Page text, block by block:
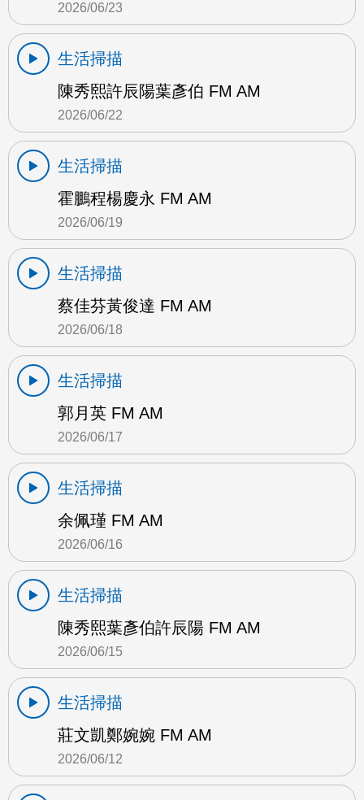
2026/06/23
生活掃描
陳秀熙許辰陽葉彥伯 FM AM
2026/06/22
生活掃描
霍鵬程楊慶永 FM AM
2026/06/19
生活掃描
蔡佳芬黃俊達 FM AM
2026/06/18
生活掃描
郭月英 FM AM
2026/06/17
生活掃描
余佩瑾 FM AM
2026/06/16
生活掃描
陳秀熙葉彥伯許辰陽 FM AM
2026/06/15
生活掃描
莊文凱鄭婉婉 FM AM
2026/06/12